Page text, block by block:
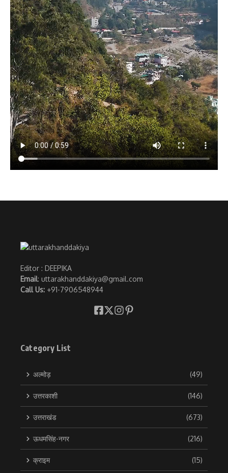
Editor : DEEPIKA
Email: uttarakhanddakiya@gmail.com
Call Us: +91-7906548944
Category List
अल्मोड़ (49)
उत्तरकाशी (146)
उत्तराखंड (673)
ऊधमसिंह-नगर (216)
क्राइम (15)